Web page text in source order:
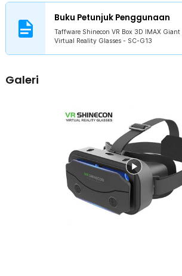
Bidang Pandang Lebih Luas
Lensa yang digunakan memiliki bentuk bulat
ruang penglihatan yang lebih luas. Di bagian
knob pengaturan posisi lensa untuk menambah
menonton.
Desain Ergonomis
VR box ini memiliki tingkat kenyamanan yang
Anda dapat menggunakan VR box untuk semua
dengan ukuran panjang diagonal 4.7 hingga 7
VR box ini juga dapat disesuaikan dengan
Kelengkapan Produk
Rincian yang Anda dapatkan untuk pembelian
1 x Taffware Shinecon VR Box 3D IMAX Giant
Buku Petunjuk Penggunaan
Taffware Shinecon VR Box 3D IMAX Giant
Virtual Reality Glasses - SC-G13
Galeri